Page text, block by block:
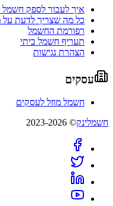
איך לעבור לספק חשמל
כל מה שצריך לדעת
רפורמת החשמל
תעריף חשמל ביתי
הצהרת נגישות
עסקים
חשמל מוזל לעסקים
חשמלינק© 2023-2026